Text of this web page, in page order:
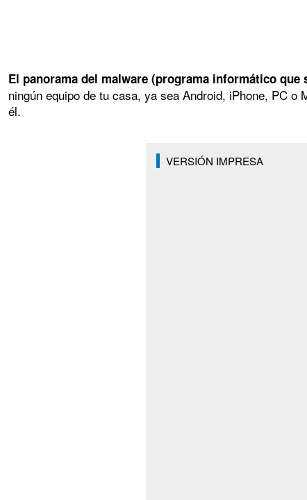
El panorama del malware (programa informático
ningún equipo de tu casa, ya sea Android, iPhone, PC
él.
VERSIÓN IMPRESA